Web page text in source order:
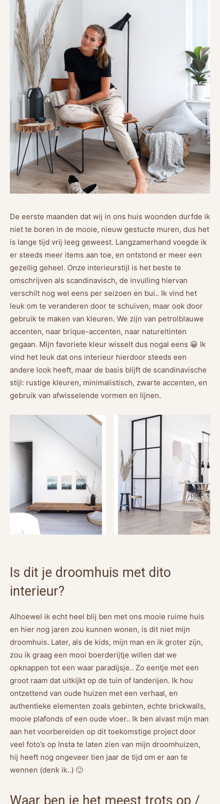
De eerste maanden dat wij in ons huis woonden durfde ik
niet te boren in de mooie, nieuw gestucte muren, dus het
is lange tijd vrij leeg geweest. Langzamerhand voegde ik
er steeds meer items aan toe, en ontstond er meer een
gezellig geheel. Onze interieurstijl is het beste te
omschrijven als scandinavisch, de invulling hiervan
verschilt nog wel eens per seizoen en bui.. Ik vind het
leuk om te veranderen door te schuiven, maar ook door
gebruik te maken van kleuren. We zijn van petrolblauwe
accenten, naar brique-accenten, naar natureltinten
gegaan. Mijn favoriete kleur wisselt dus nogal eens 😀 Ik
vind het leuk dat ons interieur hierdoor steeds een
andere look heeft, maar de basis blijft de scandinavische
stijl: rustige kleuren, minimalistisch, zwarte accenten, en
gebruik van afwisselende vormen en lijnen.
Is dit je droomhuis met dito
interieur?
Alhoewel ik echt heel blij ben met ons mooie ruime huis
en hier nog jaren zou kunnen wonen, is dit niet mijn
droomhuis. Later, als de kids, mijn man en ik groter zijn,
zou ik graag een mooi boerderijtje willen dat we
opknappen tot een waar paradijsje.. Zo eentje met een
groot raam dat uitkijkt op de tuin of landerijen. Ik hou
ontzettend van oude huizen met een verhaal, en
authentieke elementen zoals gebinten, echte brickwalls,
mooie plafonds of een oude vloer.. Ik ben alvast mijn man
aan het voorbereiden op dit toekomstige project door
veel foto’s op Insta te laten zien van mijn droomhuizen,
hij heeft nog ongeveer tien jaar de tijd om er aan te
wennen (denk ik..) 🙂
Waar ben je het meest trots op /